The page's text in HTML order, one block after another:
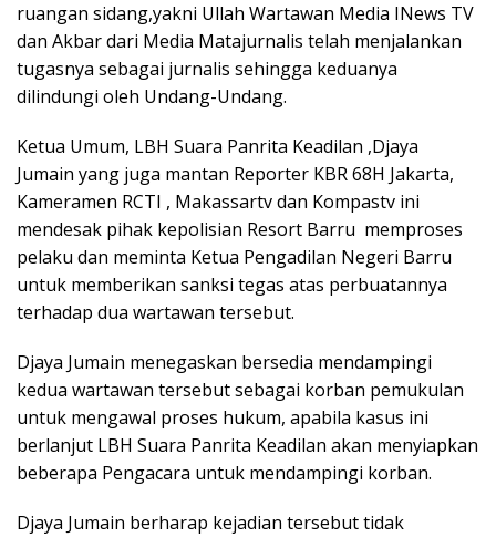
ruangan sidang,yakni Ullah Wartawan Media INews TV
dan Akbar dari Media Matajurnalis telah menjalankan
tugasnya sebagai jurnalis sehingga keduanya
dilindungi oleh Undang-Undang.
Ketua Umum, LBH Suara Panrita Keadilan ,Djaya
Jumain yang juga mantan Reporter KBR 68H Jakarta,
Kameramen RCTI , Makassartv dan Kompastv ini
mendesak pihak kepolisian Resort Barru memproses
pelaku dan meminta Ketua Pengadilan Negeri Barru
untuk memberikan sanksi tegas atas perbuatannya
terhadap dua wartawan tersebut.
Djaya Jumain menegaskan bersedia mendampingi
kedua wartawan tersebut sebagai korban pemukulan
untuk mengawal proses hukum, apabila kasus ini
berlanjut LBH Suara Panrita Keadilan akan menyiapkan
beberapa Pengacara untuk mendampingi korban.
Djaya Jumain berharap kejadian tersebut tidak